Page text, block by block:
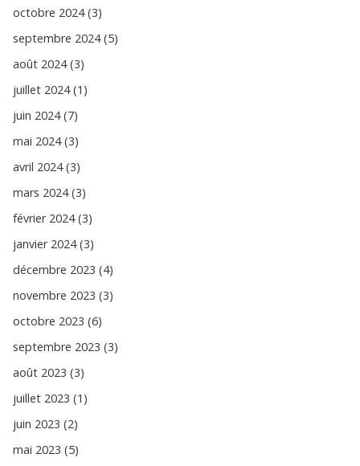
octobre 2024 (3)
septembre 2024 (5)
août 2024 (3)
juillet 2024 (1)
juin 2024 (7)
mai 2024 (3)
avril 2024 (3)
mars 2024 (3)
février 2024 (3)
janvier 2024 (3)
décembre 2023 (4)
novembre 2023 (3)
octobre 2023 (6)
septembre 2023 (3)
août 2023 (3)
juillet 2023 (1)
juin 2023 (2)
mai 2023 (5)